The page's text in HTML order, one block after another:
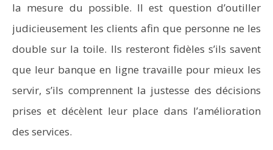
la mesure du possible. Il est question d’outiller
judicieusement les clients afin que personne ne les
double sur la toile. Ils resteront fidèles s’ils savent
que leur banque en ligne travaille pour mieux les
servir, s’ils comprennent la justesse des décisions
prises et décèlent leur place dans l’amélioration
des services.